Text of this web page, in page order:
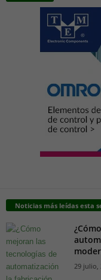
Noticias más leídas esta
29 julio,